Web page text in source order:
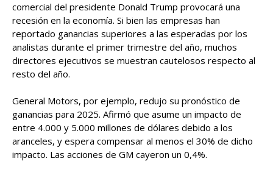
comercial del presidente Donald Trump provocará una
recesión en la economía. Si bien las empresas han
reportado ganancias superiores a las esperadas por los
analistas durante el primer trimestre del año, muchos
directores ejecutivos se muestran cautelosos respecto al
resto del año.
General Motors, por ejemplo, redujo su pronóstico de
ganancias para 2025. Afirmó que asume un impacto de
entre 4.000 y 5.000 millones de dólares debido a los
aranceles, y espera compensar al menos el 30% de dicho
impacto. Las acciones de GM cayeron un 0,4%.